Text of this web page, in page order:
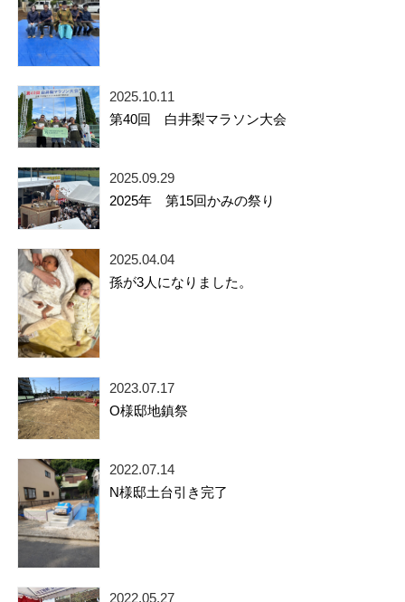
2025.10.11
第40回 白井梨マラソン大会
2025.09.29
2025年 第15回かみの祭り
2025.04.04
孫が3人になりました。
2023.07.17
O様邸地鎮祭
2022.07.14
N様邸土台引き完了
2022.05.27